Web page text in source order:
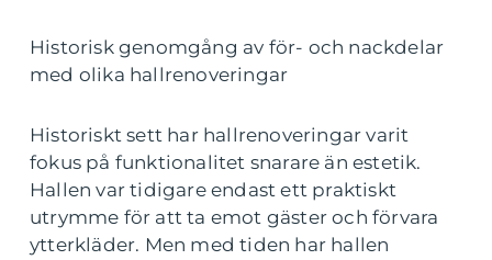
Historisk genomgång av för- och nackdelar
med olika hallrenoveringar
Historiskt sett har hallrenoveringar varit
fokus på funktionalitet snarare än estetik.
Hallen var tidigare endast ett praktiskt
utrymme för att ta emot gäster och förvara
ytterkläder. Men med tiden har hallen